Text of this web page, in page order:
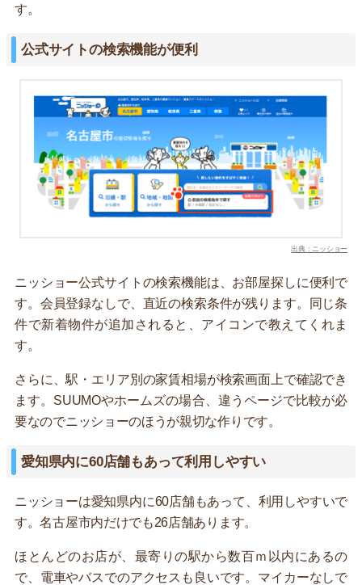
す。
公式サイトの検索機能が便利
出典：ニッショー
ニッショー公式サイトの検索機能は、お部屋探しに便利で
す。会員登録なしで、直近の検索条件が残ります。同じ条
件で新着物件が追加されると、アイコンで教えてくれま
す。
さらに、駅・エリア別の家賃相場が検索画面上で確認でき
ます。SUUMOやホームズの場合、違うページで比較が必
要なのでニッショーのほうが親切な作りです。
愛知県内に60店舗もあって利用しやすい
ニッショーは愛知県内に60店舗もあって、利用しやすいで
す。名古屋市内だけでも26店舗あります。
ほとんどのお店が、最寄りの駅から数百ｍ以内にあるの
で、電車やバスでのアクセスも良いです。マイカーなしで